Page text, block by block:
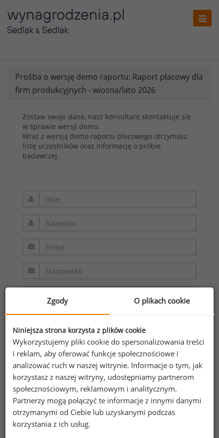
Prośba o wersję demo raportu: Raport płacowy dla
firm produkcyjnych - wiosna/lato 2026
Zostaw swoje dane, nasz konsultant skontaktuje się
w sprawie wersji demo.
Wraz z wersją demo raportu płacowego otrzymasz
listę uczestników oraz informację o próbie
badawczej.
Oświadczam, że zapoznałem/zapoznałam się z
regulaminem.
Wyrażam zgodę na przetwarzanie moich
danych osobowych zawartych w formularzu
Zgody O plikach cookie
Niniejsza strona korzysta z plików cookie
Wykorzystujemy pliki cookie do spersonalizowania treści
i reklam, aby oferować funkcje społecznościowe i
analizować ruch w naszej witrynie. Informacje o tym, jak
korzystasz z naszej witryny, udostępniamy partnerom
społecznościowym, reklamowym i analitycznym.
Partnerzy mogą połączyć te informacje z innymi danymi
otrzymanymi od Ciebie lub uzyskanymi podczas
korzystania z ich usług.